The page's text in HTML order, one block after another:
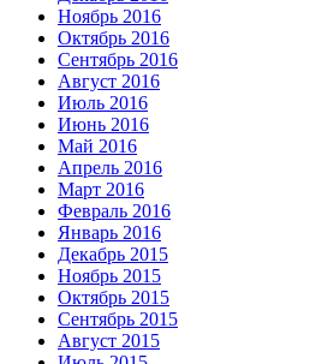
Ноябрь 2016
Октябрь 2016
Сентябрь 2016
Август 2016
Июль 2016
Июнь 2016
Май 2016
Апрель 2016
Март 2016
Февраль 2016
Январь 2016
Декабрь 2015
Ноябрь 2015
Октябрь 2015
Сентябрь 2015
Август 2015